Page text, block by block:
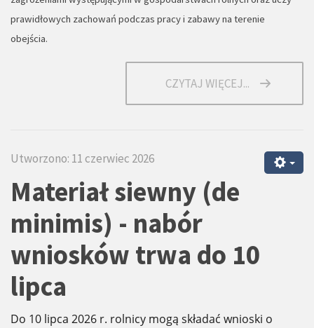
prawidłowych zachowań podczas pracy i zabawy na terenie
obejścia.
CZYTAJ WIĘCEJ...
Utworzono: 11 czerwiec 2026
Materiał siewny (de
minimis) - nabór
wniosków trwa do 10
lipca
Do 10 lipca 2026 r. rolnicy mogą składać wnioski o